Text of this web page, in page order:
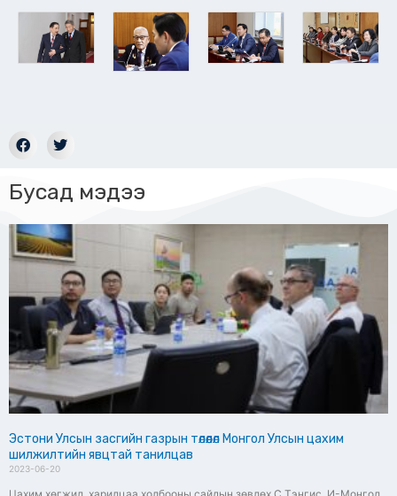
Бусад мэдээ
Эстони Улсын засгийн газрын төлөөлөл Монгол Улсын цахим
шилжилтийн явцтай танилцав
2023-06-20